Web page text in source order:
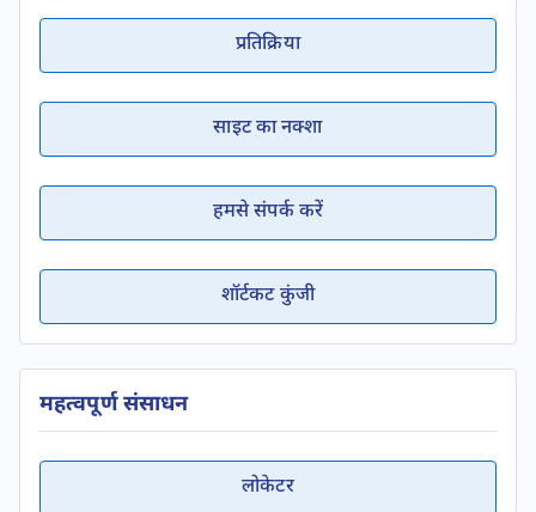
प्रतिक्रिया
साइट का नक्शा
हमसे संपर्क करें
शॉर्टकट कुंजी
महत्वपूर्ण संसाधन
लोकेटर